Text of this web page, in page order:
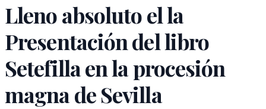
Lleno absoluto el la
Presentación del libro
Setefilla en la procesión
magna de Sevilla